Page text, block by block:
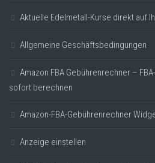
Aktuelle Edelmetall-Kurse direkt auf
Allgemeine Geschäftsbedingungen
Amazon FBA Gebührenrechner –
sofort berechnen
Amazon-FBA-Gebührenrechner
Anzeige einstellen